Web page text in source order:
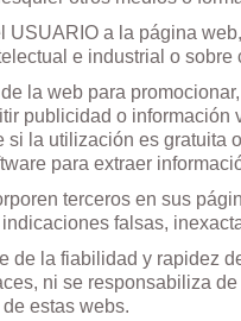
USUARIO a la página
e industrial o
la web para
publicidad o
la utilización es gratuita
para extraer
terceros en sus
falsas,
de la fiabilidad y rapidez
ni se responsabiliza
estas webs.